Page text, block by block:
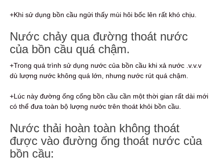
+Khi sử dụng bồn cầu ngửi thấy mùi hôi bốc lên rất khó chịu.
Nước chảy qua đường thoát nước
của bồn cầu quá chậm.
+Trong quá trình sử dụng nước của bồn cầu khi xả nước .v.v.v
dù lượng nước không quá lớn, nhưng nước rút quá chậm.
+Lúc này đường ống cống bồn cầu cần một thời gian rất dài mới
có thể đưa toàn bộ lượng nước trên thoát khỏi bồn cầu.
Nước thải hoàn toàn không thoát
được vào đường ống thoát nước của
bồn cầu: